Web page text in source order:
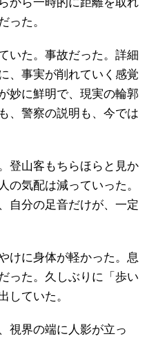
った。
いた。事故だった。詳細
、事実が削れていく感覚
妙に鮮明で、現実の輪郭
、警察の説明も、今では
登山客もちらほらと見か
の気配は減っていった。
自分の足音だけが、一定
けに身体が軽かった。息
った。久しぶりに「歩い
していた。
視界の端に人影が立っ